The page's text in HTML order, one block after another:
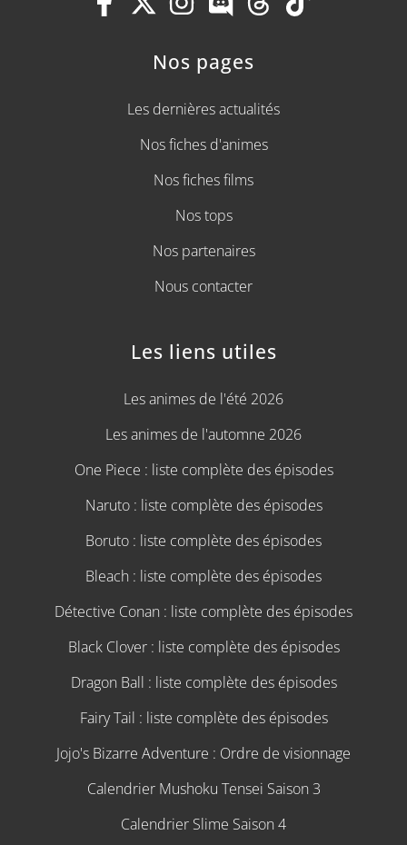
Nos pages
Les dernières actualités
Nos fiches d'animes
Nos fiches films
Nos tops
Nos partenaires
Nous contacter
Les liens utiles
Les animes de l'été 2026
Les animes de l'automne 2026
One Piece : liste complète des épisodes
Naruto : liste complète des épisodes
Boruto : liste complète des épisodes
Bleach : liste complète des épisodes
Détective Conan : liste complète des épisodes
Black Clover : liste complète des épisodes
Dragon Ball : liste complète des épisodes
Fairy Tail : liste complète des épisodes
Jojo's Bizarre Adventure : Ordre de visionnage
Calendrier Mushoku Tensei Saison 3
Calendrier Slime Saison 4